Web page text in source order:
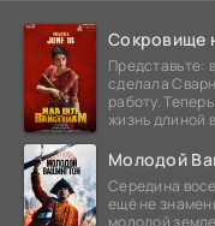
Сокровище
Представьте:
сделала
работу.
жизнь длиной
Молодой
Середина
ещё не
молодой